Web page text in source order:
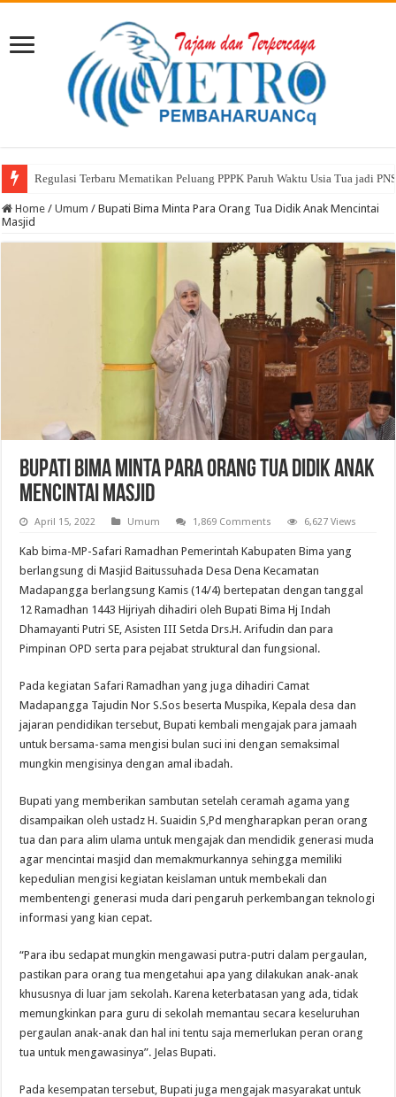
Regulasi Terbaru Mematikan Peluang PPPK Paruh Waktu Usia Tua jadi
Home / Umum / Bupati Bima Minta Para Orang Tua Didik Anak Mencintai
Masjid
Bupati Bima Minta Para Orang Tua Didik Anak
Mencintai Masjid
April 15, 2022 Umum 1,869 Comments 6,627 Views
Kab bima-MP-Safari Ramadhan Pemerintah Kabupaten Bima yang
berlangsung di Masjid Baitussuhada Desa Dena Kecamatan
Madapangga berlangsung Kamis (14/4) bertepatan dengan tanggal
12 Ramadhan 1443 Hijriyah dihadiri oleh Bupati Bima Hj Indah
Dhamayanti Putri SE, Asisten III Setda Drs.H. Arifudin dan para
Pimpinan OPD serta para pejabat struktural dan fungsional.
Pada kegiatan Safari Ramadhan yang juga dihadiri Camat
Madapangga Tajudin Nor S.Sos beserta Muspika, Kepala desa dan
jajaran pendidikan tersebut, Bupati kembali mengajak para jamaah
untuk bersama-sama mengisi bulan suci ini dengan semaksimal
mungkin mengisinya dengan amal ibadah.
Bupati yang memberikan sambutan setelah ceramah agama yang
disampaikan oleh ustadz H. Suaidin S,Pd mengharapkan peran orang
tua dan para alim ulama untuk mengajak dan mendidik generasi muda
agar mencintai masjid dan memakmurkannya sehingga memiliki
kepedulian mengisi kegiatan keislaman untuk membekali dan
membentengi generasi muda dari pengaruh perkembangan teknologi
informasi yang kian cepat.
“Para ibu sedapat mungkin mengawasi putra-putri dalam pergaulan,
pastikan para orang tua mengetahui apa yang dilakukan anak-anak
khususnya di luar jam sekolah. Karena keterbatasan yang ada, tidak
memungkinkan para guru di sekolah memantau secara keseluruhan
pergaulan anak-anak dan hal ini tentu saja memerlukan peran orang
tua untuk mengawasinya”. Jelas Bupati.
Pada kesempatan tersebut, Bupati juga mengajak masyarakat untuk